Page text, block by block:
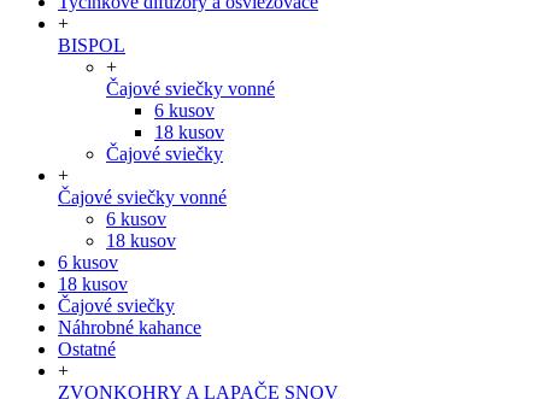
+
BISPOL
+
Čajové sviečky vonné
6 kusov
18 kusov
Čajové sviečky
+
Čajové sviečky vonné
6 kusov
18 kusov
6 kusov
18 kusov
Čajové sviečky
Náhrobné kahance
Ostatné
+
ZVONKOHRY A LAPAČE SNOV